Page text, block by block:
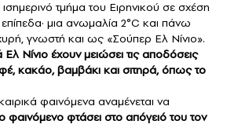
τμήμα του Ειρηνικού σε σχέση
μια ανωμαλία 2°C και πάνω
γνωστή και ως «Σούπερ Ελ Νίνιο».
Ελ Νίνιο έχουν μειώσει τις αποδόσεις
κακάο, βαμβάκι και σιτηρά, όπως το
φαινόμενα αναμένεται να
φαινόμενο φτάσει στο απόγειό του τον